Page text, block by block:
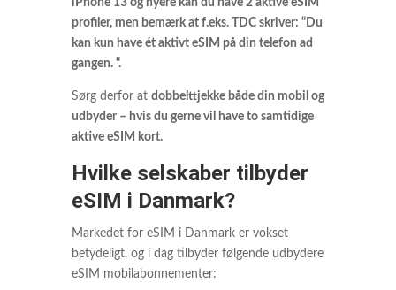
iPhone 13 og nyere kan du have 2 aktive eSIM
profiler, men bemærk at f.eks. TDC skriver: “Du
kan kun have ét aktivt eSIM på din telefon ad
gangen. “.
Sørg derfor at dobbelttjekke både din mobil og
udbyder – hvis du gerne vil have to samtidige
aktive eSIM kort.
Hvilke selskaber tilbyder
eSIM i Danmark?
Markedet for eSIM i Danmark er vokset
betydeligt, og i dag tilbyder følgende udbydere
eSIM mobilabonnementer: